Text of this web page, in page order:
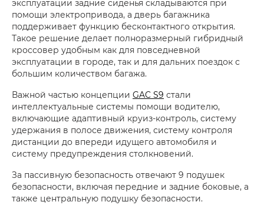
эксплуатации задние сиденья складываются при
помощи электропривода, а дверь багажника
поддерживает функцию бесконтактного открытия.
Такое решение делает полноразмерный гибридный
кроссовер удобным как для повседневной
эксплуатации в городе, так и для дальних поездок с
большим количеством багажа.
Важной частью концепции GAC S9 стали
интеллектуальные системы помощи водителю,
включающие адаптивный круиз-контроль, систему
удержания в полосе движения, систему контроля
дистанции до впереди идущего автомобиля и
систему предупреждения столкновений.
За пассивную безопасность отвечают 9 подушек
безопасности, включая передние и задние боковые, а
также центральную подушку безопасности.